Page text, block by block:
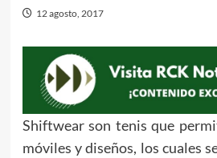
12 agosto, 2017
Shiftwear son tenis que
móviles y diseños, los cuales